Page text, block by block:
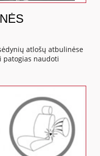
atlošų atbulinėse
patogias naudoti